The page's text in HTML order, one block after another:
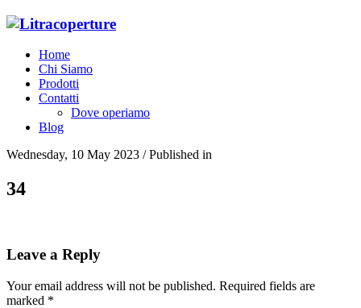
Home
Chi Siamo
Prodotti
Contatti
Dove operiamo
Blog
Wednesday, 10 May 2023 /Published in
34
Leave a Reply
Your email address will not be published. Required fields are
marked *